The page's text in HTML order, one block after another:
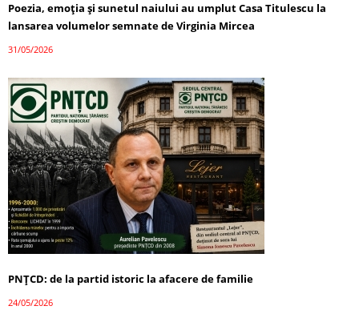
Poezia, emoția și sunetul naiului au umplut Casa Titulescu la
lansarea volumelor semnate de Virginia Mircea
31/05/2026
PNȚCD: de la partid istoric la afacere de familie
24/05/2026